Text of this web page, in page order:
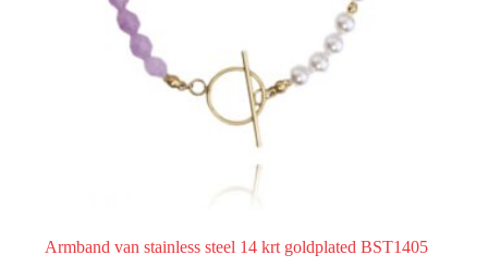
Armband van stainless steel 14 krt goldplated BST1405